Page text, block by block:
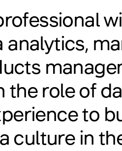
analytics,
the role of
to
culture in